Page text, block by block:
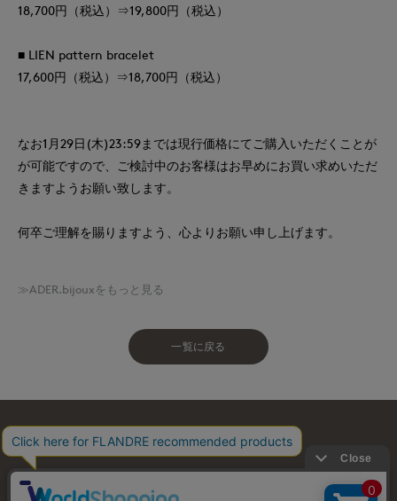
18,700円（税込）⇒19,800円（税込）
■ LIEN pattern bracelet
17,600円（税込）⇒18,700円（税込）
なお1月29日(木)23:59までは現行価格にてご購入いただくことが
が可能ですので、ご検討中のお客様はお早めにお買い求めいただ
きますようお願い致します。
何卒ご理解を賜りますよう、心よりお願い申し上げます。
≫ADER.bijouxをもっと見る
一覧に戻る
お問い合わせ 利用規約 プライバシーポリシー